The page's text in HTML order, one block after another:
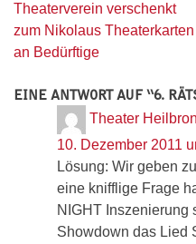
Beitragsnavigation
Theaterverein verschenkt
zum Nikolaus Theaterkarten
an Bedürftige
EINE ANTWORT AUF “6.
Theater
10. Dezember 2011
Lösung: Wir geben
eine knifflige Frage
NIGHT Inszenierung
Showdown das Lied